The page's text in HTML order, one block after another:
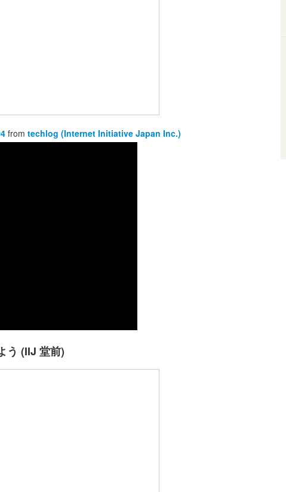
from techlog (Internet Initiative Japan Inc.)
う (IIJ 堂前)